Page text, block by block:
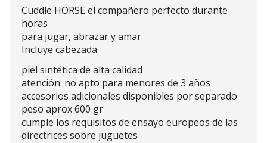
Cuddle HORSE el compañero perfecto durante
horas
para jugar, abrazar y amar
Incluye cabezada
piel sintética de alta calidad
atención: no apto para menores de 3 años
accesorios adicionales disponibles por separado
peso aprox 600 gr
cumple los requisitos de ensayo europeos de las
directrices sobre juguetes